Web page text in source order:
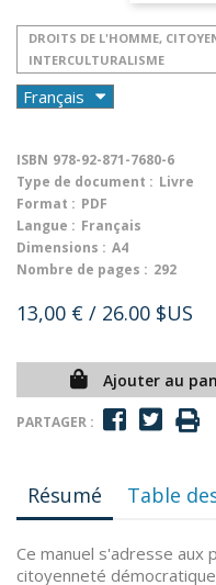
DROITS DE L'HOMME,
INTERCULTURALISME
ISBN 978-92-871-7680-6
Type de document : Livre
Format : PDF
Langue : Français
Dimensions : A4
Nombre de pages : 292
13,00 € / 26.00 $US
Ajouter au
PARTAGER :
Résumé Table
Ce manuel s'adresse aux
citoyenneté